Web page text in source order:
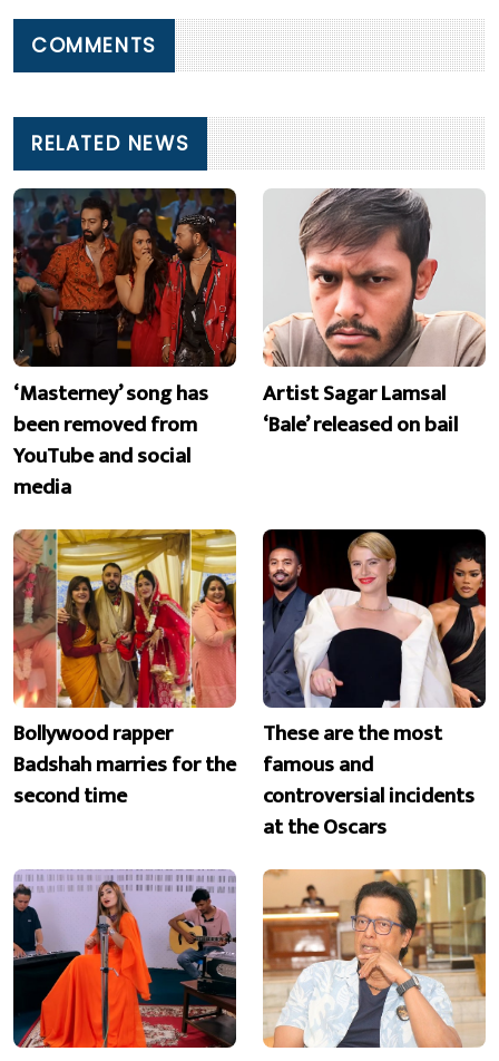
COMMENTS
RELATED NEWS
‘Masterney’ song has
been removed from
YouTube and social
media
Artist Sagar Lamsal
‘Bale’ released on bail
Bollywood rapper
Badshah marries for the
second time
These are the most
famous and
controversial incidents
at the Oscars